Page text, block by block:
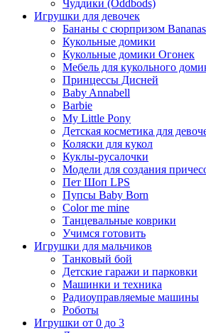
Чуддики (Oddbods)
Игрушки для девочек
Бананы с сюрпризом Bananas
Кукольные домики
Кукольные домики Огонек
Мебель для кукольного
Принцессы Дисней
Baby Annabell
Barbie
My Little Pony
Детская косметика для
Коляски для кукол
Куклы-русалочки
Модели для создания
Пет Шоп LPS
Пупсы Baby Born
Сolor me mine
Танцевальные коврики
Учимся готовить
Игрушки для мальчиков
Танковый бой
Детские гаражи и парковки
Машинки и техника
Радиоуправляемые машины
Роботы
Игрушки от 0 до 3